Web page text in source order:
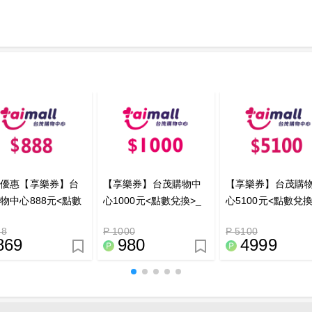
惠【享樂券】台
中心888元<點數
【享樂券】台茂購物中
心1000元<點數兌換>_
P 1000
980
【享樂券】台茂購
心5100元<點數兌
P 5100
4999